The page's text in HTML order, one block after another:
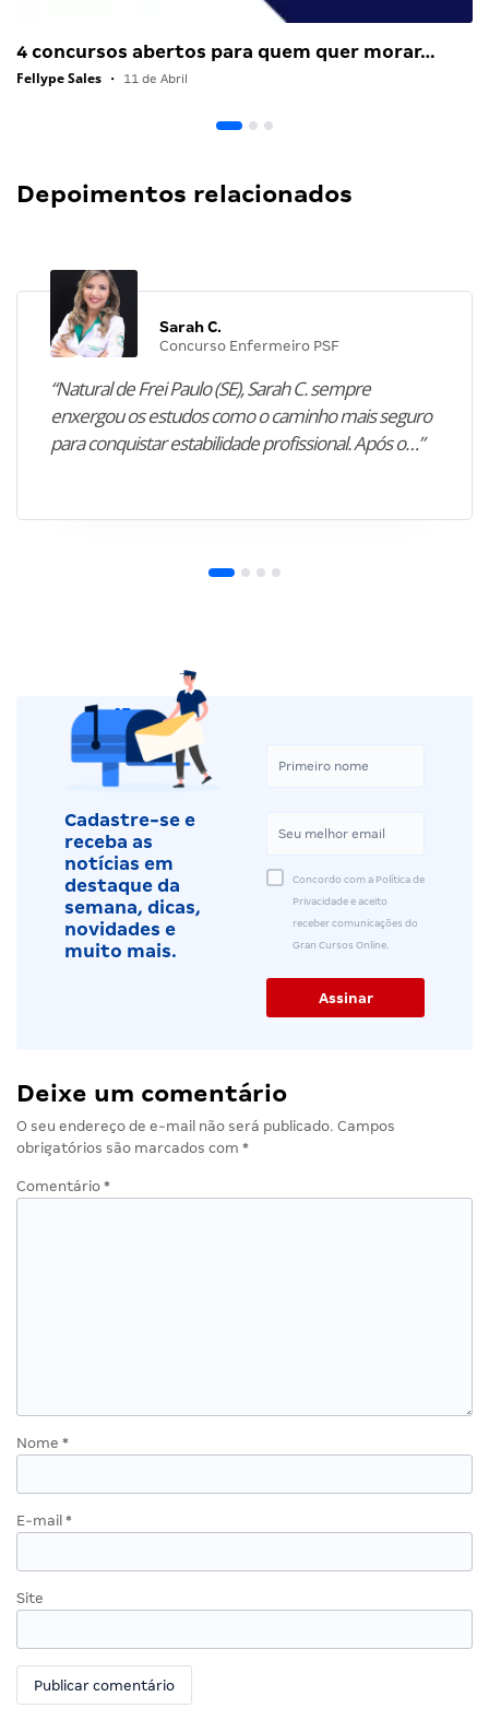
4 concursos abertos para quem quer morar…
Fellype Sales • 11 de Abril
Depoimentos relacionados
Sarah C.
Concurso Enfermeiro PSF
“Natural de Frei Paulo (SE), Sarah C. sempre
enxergou os estudos como o caminho mais seguro
para conquistar estabilidade profissional. Após o…”
Cadastre-se e
receba as
notícias em
destaque da
semana, dicas,
novidades e
muito mais.
Concordo com a Política de
Privacidade e aceito
receber comunicações do
Gran Cursos Online.
Deixe um comentário
O seu endereço de e-mail não será publicado. Campos
obrigatórios são marcados com *
Comentário *
Nome *
E-mail *
Site